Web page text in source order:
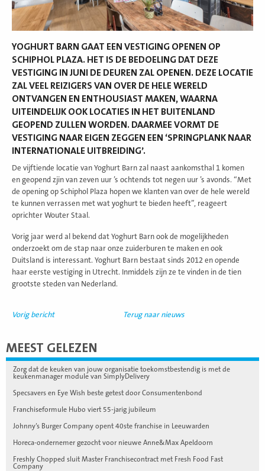
YOGHURT BARN GAAT EEN VESTIGING OPENEN OP
SCHIPHOL PLAZA. HET IS DE BEDOELING DAT DEZE
VESTIGING IN JUNI DE DEUREN ZAL OPENEN. DEZE LOCATIE
ZAL VEEL REIZIGERS VAN OVER DE HELE WERELD
ONTVANGEN EN ENTHOUSIAST MAKEN, WAARNA
UITEINDELIJK OOK LOCATIES IN HET BUITENLAND
GEOPEND ZULLEN WORDEN. DAARMEE VORMT DE
VESTIGING NAAR EIGEN ZEGGEN EEN ‘SPRINGPLANK NAAR
INTERNATIONALE UITBREIDING’.
De vijftiende locatie van Yoghurt Barn zal naast aankomsthal 1 komen
en geopend zjin van zeven uur ’s ochtends tot negen uur ’s avonds. “Met
de opening op Schiphol Plaza hopen we klanten van over de hele wereld
te kunnen verrassen met wat yoghurt te bieden heeft”, reageert
oprichter Wouter Staal.
Vorig jaar werd al bekend dat Yoghurt Barn ook de mogelijkheden
onderzoekt om de stap naar onze zuiderburen te maken en ook
Duitsland is interessant. Yoghurt Barn bestaat sinds 2012 en opende
haar eerste vestiging in Utrecht. Inmiddels zijn ze te vinden in de tien
grootste steden van Nederland.
Vorig bericht Terug naar nieuws
MEEST GELEZEN
Zorg dat de keuken van jouw organisatie toekomstbestendig is met de
keukenmanager module van SimplyDelivery
Specsavers en Eye Wish beste getest door Consumentenbond
Franchiseformule Hubo viert 55-jarig jubileum
Johnny’s Burger Company opent 40ste franchise in Leeuwarden
Horeca-ondernemer gezocht voor nieuwe Anne&Max Apeldoorn
Freshly Chopped sluit Master Franchisecontract met Fresh Food Fast
Company